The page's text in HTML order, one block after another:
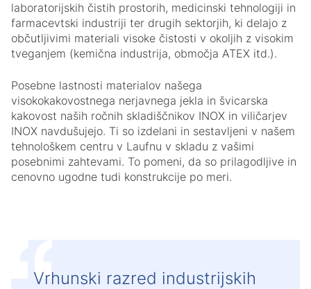
laboratorijskih čistih prostorih, medicinski tehnologiji in
farmacevtski industriji ter drugih sektorjih, ki delajo z
občutljivimi materiali visoke čistosti v okoljih z visokim
tveganjem (kemična industrija, območja ATEX itd.).
Posebne lastnosti materialov našega
visokokakovostnega nerjavnega jekla in švicarska
kakovost naših ročnih skladiščnikov INOX in viličarjev
INOX navdušujejo. Ti so izdelani in sestavljeni v našem
tehnološkem centru v Laufnu v skladu z vašimi
posebnimi zahtevami. To pomeni, da so prilagodljive in
cenovno ugodne tudi konstrukcije po meri.
Vrhunski razred industrijskih